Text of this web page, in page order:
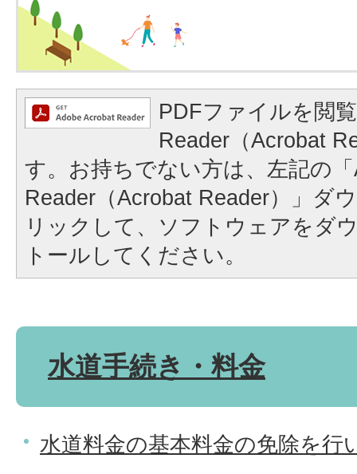
PDFファイルを閲
Reader（Acrobat
す。お持ちでない方は、左記の
Reader（Acrobat Reader）」ダ
リックして、ソフトウェアをダ
トールしてください。
水道手続き・料金
水道料金の基本料金の免除を行